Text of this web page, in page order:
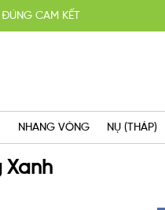
VỚI HÓA ĐƠN TRÊN 300K
NHANG VÒNG NỤ (THÁP)